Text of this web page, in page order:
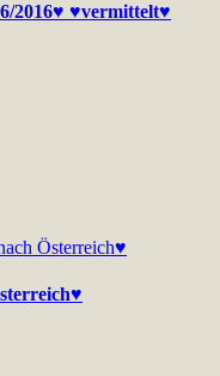
2016♥ ♥vermittelt♥